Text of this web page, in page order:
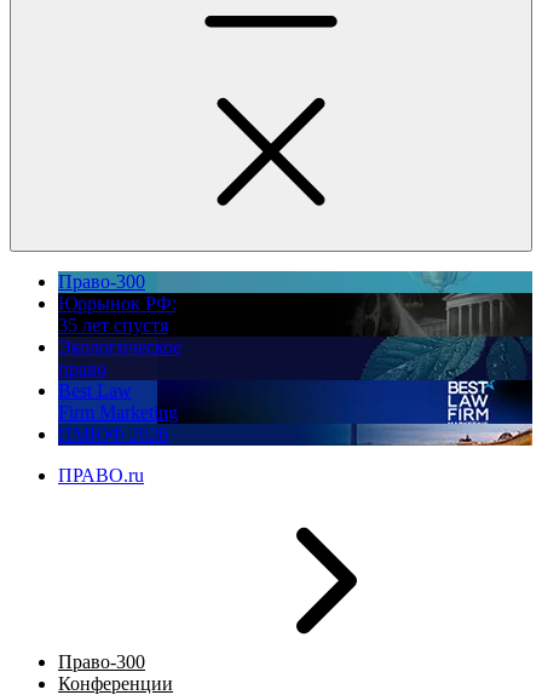
Право-300
Юррынок РФ:
35 лет спустя
Экологическое
право
Best Law
Firm Marketing
ПМЮФ 2026
ПРАВО.ru
Право-300
Конференции